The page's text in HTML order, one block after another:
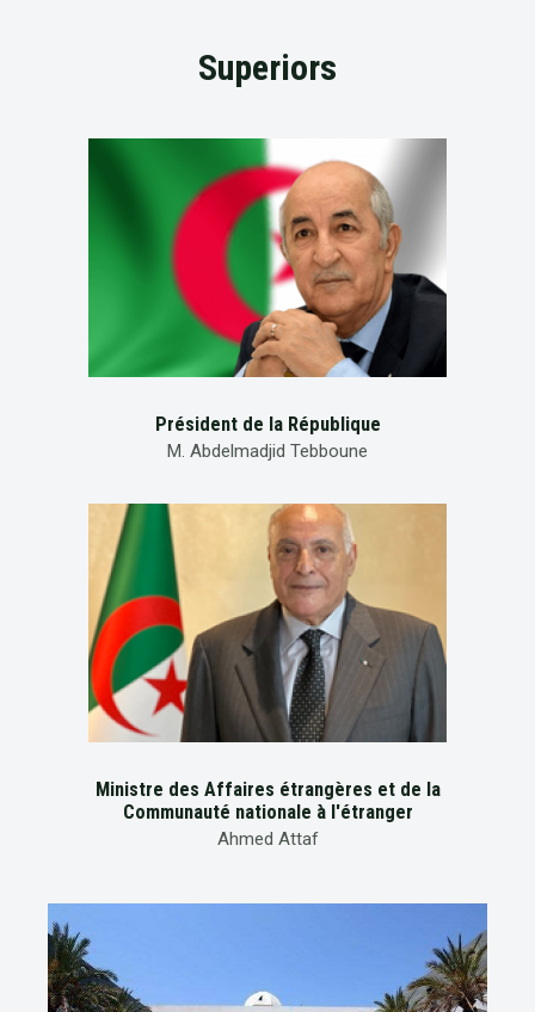
Superiors
Président de la République
M. Abdelmadjid Tebboune
Ministre des Affaires étrangères et de la
Communauté nationale à l'étranger
Ahmed Attaf